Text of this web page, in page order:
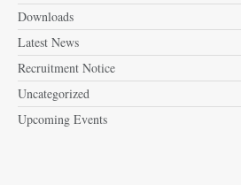
Downloads
Latest News
Recruitment Notice
Uncategorized
Upcoming Events